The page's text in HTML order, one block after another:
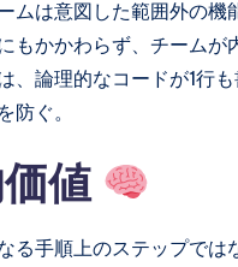
ムは意図した範囲外の機
もかかわらず、チーム
論理的なコードが1行
防ぐ。
値
る手順上のステップでは